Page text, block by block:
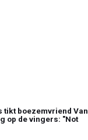
tikt boezemvriend Van
op de vingers: "Not